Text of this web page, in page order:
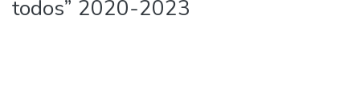
todos” 2020-2023